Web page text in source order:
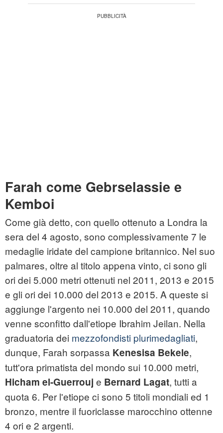
Farah come Gebrselassie e
Kemboi
Come già detto, con quello ottenuto a Londra la
sera del 4 agosto, sono complessivamente 7 le
medaglie iridate del campione britannico. Nel suo
palmares, oltre al titolo appena vinto, ci sono gli
ori dei 5.000 metri ottenuti nel 2011, 2013 e 2015
e gli ori dei 10.000 del 2013 e 2015. A queste si
aggiunge l'argento nei 10.000 del 2011, quando
venne sconfitto dall'etiope Ibrahim Jeilan. Nella
graduatoria dei mezzofondisti plurimedagliati,
dunque, Farah sorpassa Kenesisa Bekele,
tutt'ora primatista del mondo sui 10.000 metri,
Hicham el-Guerrouj e Bernard Lagat, tutti a
quota 6. Per l'etiope ci sono 5 titoli mondiali ed 1
bronzo, mentre il fuoriclasse marocchino ottenne
4 ori e 2 argenti.